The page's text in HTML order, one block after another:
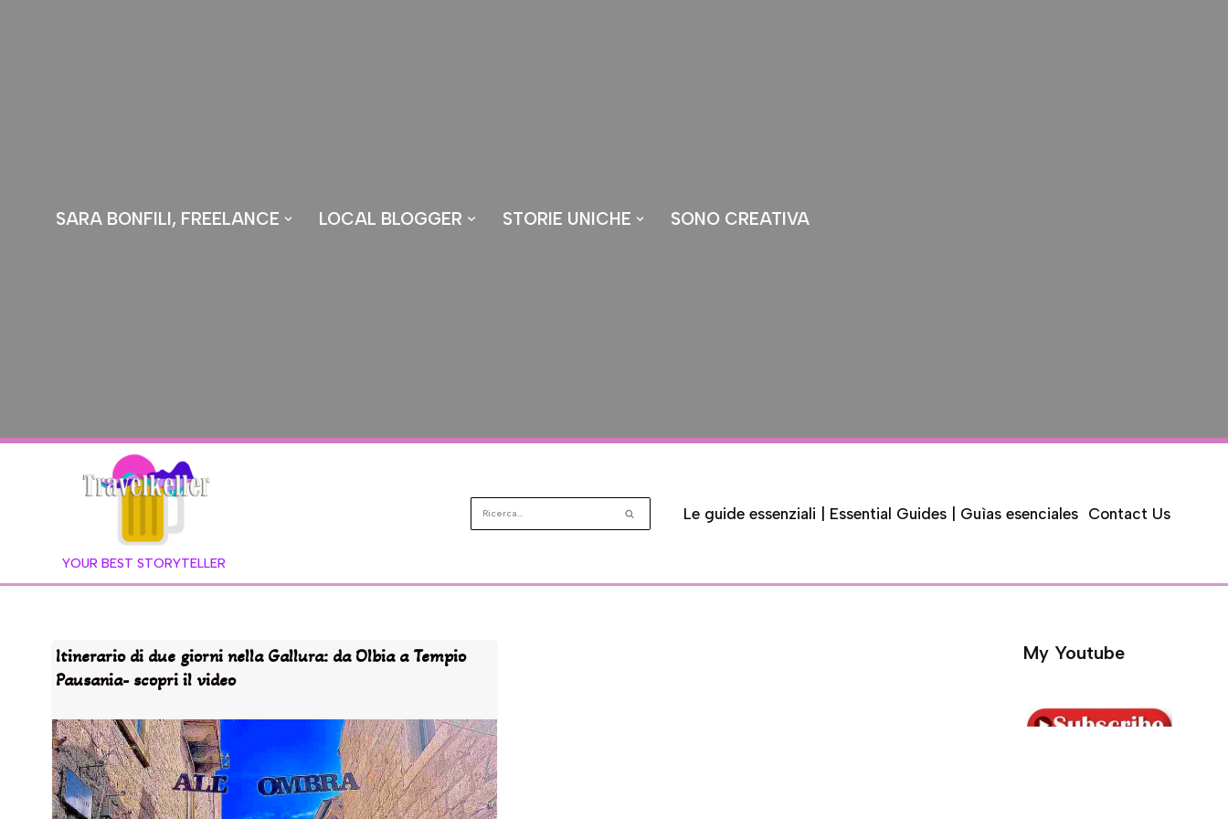
SARA BONFILI, FREELANCE LOCAL BLOGGER STORIE UNICHE SONO CREATIVA
YOUR BEST STORYTELLER
Le guide essenziali | Essential Guides | Guìas esenciales Contact Us
Itinerario di due giorni nella Gallura: da Olbia a Tempio
Pausania- scopri il video
My Youtube